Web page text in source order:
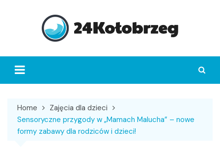
Home
Zajęcia dla dzieci
Sensoryczne przygody w „Mamach Malucha” – nowe
formy zabawy dla rodziców i dzieci!